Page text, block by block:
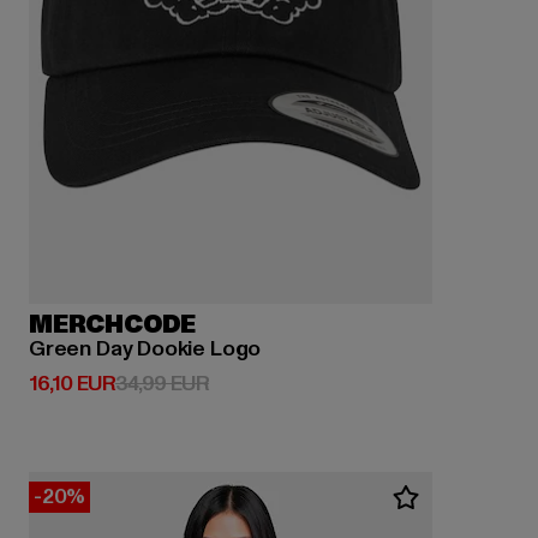
MERCHCODE
Green Day Dookie Logo
16,10 EUR
Derzeitiger Preis: 16,10 EUR
34,99 EURAktionspreis: 34,99 EUR
-20%